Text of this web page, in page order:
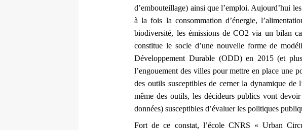
d’embouteillage) ainsi que l’emploi. Aujourd’hui
à la fois la consommation d’énergie,
biodiversité, les émissions de CO2 via un bilan
constitue le socle d’une nouvelle forme de
Développement Durable (ODD) en 2015 (et
l’engouement des villes pour mettre en place une
des outils susceptibles de cerner la dynamique de
même des outils, les décideurs publics vont
données) susceptibles d’évaluer les politiques
Fort de ce constat, l’école CNRS « Urban